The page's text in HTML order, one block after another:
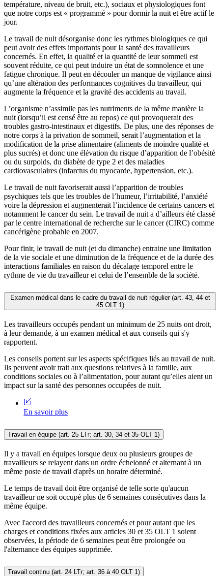
température, niveau de bruit, etc.), sociaux et physiologiques font
que notre corps est « programmé » pour dormir la nuit et être actif le
jour.
Le travail de nuit désorganise donc les rythmes biologiques ce qui
peut avoir des effets importants pour la santé des travailleurs
concernés. En effet, la qualité et la quantité de leur sommeil est
souvent réduite, ce qui peut induire un état de somnolence et une
fatigue chronique. Il peut en découler un manque de vigilance ainsi
qu’une altération des performances cognitives du travailleur, qui
augmente la fréquence et la gravité des accidents au travail.
L’organisme n’assimile pas les nutriments de la même manière la
nuit (lorsqu’il est censé être au repos) ce qui provoquerait des
troubles gastro-intestinaux et digestifs. De plus, une des réponses de
notre corps à la privation de sommeil, serait l’augmentation et la
modification de la prise alimentaire (aliments de moindre qualité et
plus sucrés) et donc une élévation du risque d’apparition de l’obésité
ou du surpoids, du diabète de type 2 et des maladies
cardiovasculaires (infarctus du myocarde, hypertension, etc.).
Le travail de nuit favoriserait aussi l’apparition de troubles
psychiques tels que les troubles de l’humeur, l’irritabilité, l’anxiété
voire la dépression et augmenterait l’incidence de certains cancers et
notamment le cancer du sein. Le travail de nuit a d’ailleurs été classé
par le centre international de recherche sur le cancer (CIRC) comme
cancérigène probable en 2007.
Pour finir, le travail de nuit (et du dimanche) entraine une limitation
de la vie sociale et une diminution de la fréquence et de la durée des
interactions familiales en raison du décalage temporel entre le
rythme de vie du travailleur et celui de l’ensemble de la société.
Examen médical dans le cadre du travail de nuit régulier (art. 43, 44 et
45 OLT 1)
Les travailleurs occupés pendant un minimum de 25 nuits ont droit,
à leur demande, à un examen médical et aux conseils qui s'y
rapportent.
Les conseils portent sur les aspects spécifiques liés au travail de nuit.
Ils peuvent avoir trait aux questions relatives à la famille, aux
conditions sociales ou à l’alimentation, pour autant qu’elles aient un
impact sur la santé des personnes occupées de nuit.
En savoir plus
Travail en équipe (art. 25 LTr; art. 30, 34 et 35 OLT 1)
Il y a travail en équipes lorsque deux ou plusieurs groupes de
travailleurs se relayent dans un ordre échelonné et alternant à un
même poste de travail d'après un horaire déterminé.
Le temps de travail doit être organisé de telle sorte qu'aucun
travailleur ne soit occupé plus de 6 semaines consécutives dans la
même équipe.
Avec l'accord des travailleurs concernés et pour autant que les
charges et conditions fixées aux articles 30 et 35 OLT 1 soient
observées, la période de 6 semaines peut être prolongée ou
l'alternance des équipes supprimée.
Travail continu (art. 24 LTr; art. 36 à 40 OLT 1)